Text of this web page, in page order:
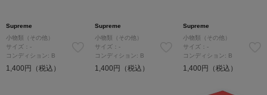
Supreme
小物類（その他）
サイズ：-
コンディション: B
1,400円（税込）
Supreme
小物類（その他）
サイズ：-
コンディション: B
1,400円（税込）
Supreme
小物類（その他）
サイズ：-
コンディション: B
1,400円（税込）